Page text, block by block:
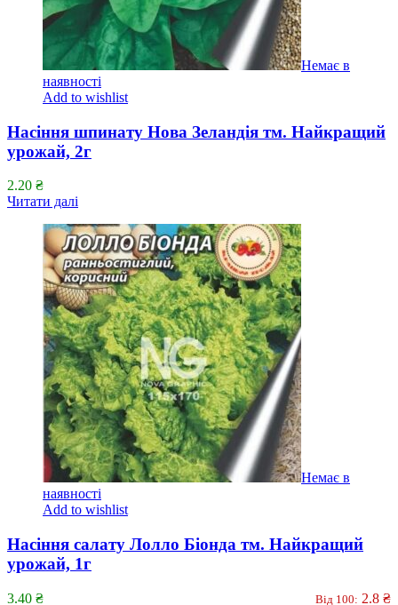
Немає в
наявності
Add to wishlist
Насіння шпинату Нова Зеландія тм. Найкращий
урожай, 2г
2.20 ₴
Читати далі
Немає в
наявності
Add to wishlist
Насіння салату Лолло Біонда тм. Найкращий
урожай, 1г
3.40 ₴ Від 100: 2.8 ₴